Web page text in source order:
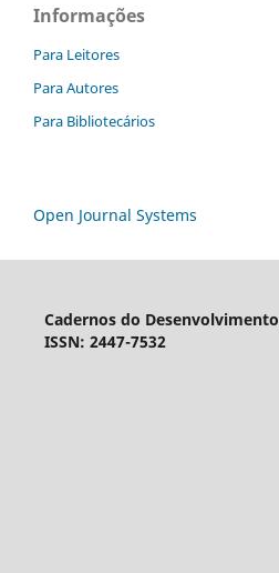
Informações
Para Leitores
Para Autores
Para Bibliotecários
Open Journal Systems
Cadernos do
ISSN: 2447-7532